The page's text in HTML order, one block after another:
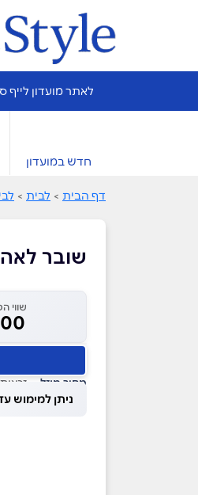
לאתר מועדון לייף
חדש במועדון
דף הבית > לבית >
שובר
שווי
מחיר מוזל — זכאות עד 5 שוברים
ניתן למימוש עד